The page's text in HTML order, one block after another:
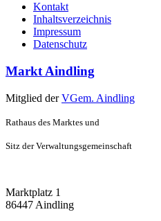
Kontakt
Inhaltsverzeichnis
Impressum
Datenschutz
Markt Aindling
Mitglied derVGem. Aindling
Rathaus des Marktes und
Sitz der Verwaltungsgemeinschaft
Marktplatz 1
86447 Aindling